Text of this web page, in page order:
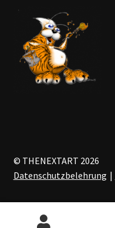
© THENEXTART 2026
Datenschutzbelehrung